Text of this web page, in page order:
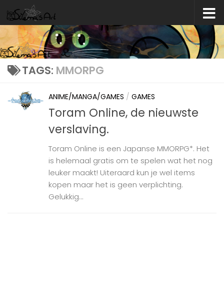
Skip to content
TAGS: MMORPG
ANIME/MANGA/GAMES / GAMES
Toram Online, de nieuwste
verslaving.
Toram Online is een Japanse MMORPG*. Het
is helemaal gratis om te spelen wat het nog
leuker maakt! Uiteraard kun je wel items
kopen maar het is geen verplichting.
Gelukkig...